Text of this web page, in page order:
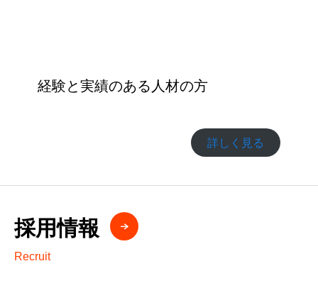
経験と実績のある人材の方
詳しく見る
採用情報
Recruit